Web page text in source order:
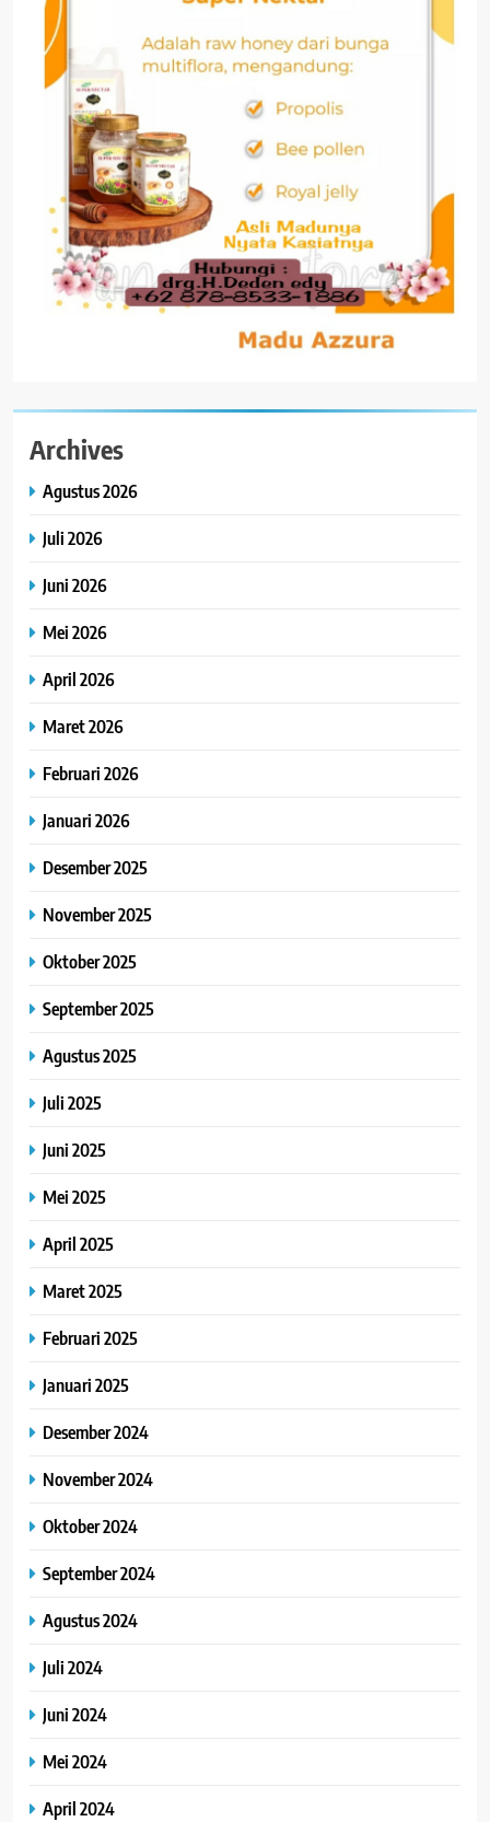
Archives
Agustus 2026
Juli 2026
Juni 2026
Mei 2026
April 2026
Maret 2026
Februari 2026
Januari 2026
Desember 2025
November 2025
Oktober 2025
September 2025
Agustus 2025
Juli 2025
Juni 2025
Mei 2025
April 2025
Maret 2025
Februari 2025
Januari 2025
Desember 2024
November 2024
Oktober 2024
September 2024
Agustus 2024
Juli 2024
Juni 2024
Mei 2024
April 2024